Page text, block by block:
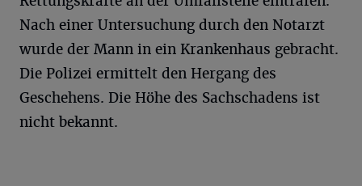
Nach einer Untersuchung durch den Notarzt
wurde der Mann in ein Krankenhaus gebracht.
Die Polizei ermittelt den Hergang des
Geschehens. Die Höhe des Sachschadens ist
nicht bekannt.